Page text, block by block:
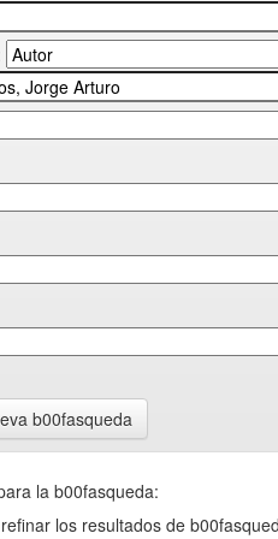
b00fasqueda
la b00fasqueda:
los resultados de